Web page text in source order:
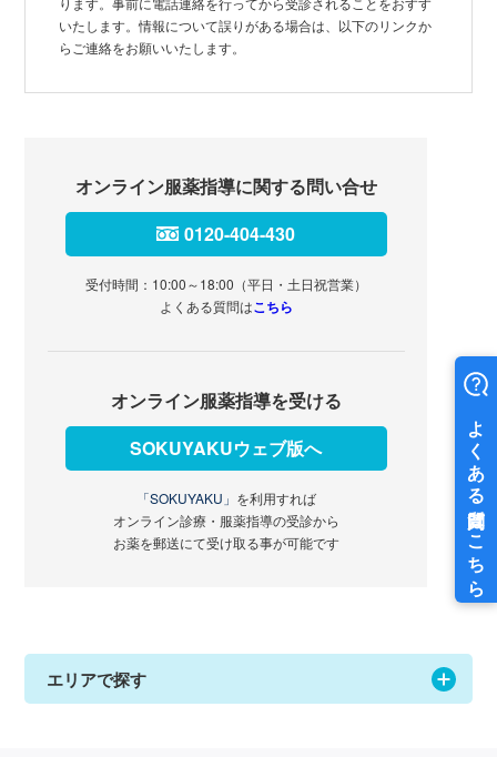
いたします。情報について誤りがある場合は、以下のリンクか
らご連絡をお願いいたします。
オンライン服薬指導に関する問い合せ
0120-404-430
受付時間：10:00～18:00（平日・土日祝営業）
よくある質問はこちら
オンライン服薬指導を受ける
SOKUYAKUウェブ版へ
「SOKUYAKU」 を利用すれば
オンライン診療・服薬指導の受診から
お薬を郵送にて受け取る事が可能です
エリアで探す